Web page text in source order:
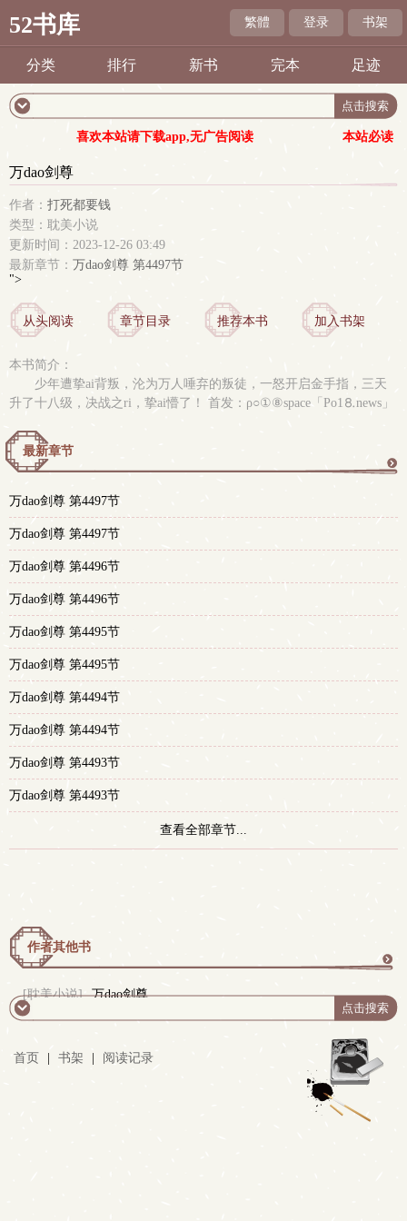
52书库 繁體 登录 书架
分类 排行 新书 完本 足迹
喜欢本站请下载app,无广告阅读 本站必读
万dao剑尊
作者： 打死都要钱
类型：耽美小说
更新时间：2023-12-26 03:49
最新章节： 万dao剑尊 第4497节
">
从头阅读 章节目录 推荐本书 加入书架
本书简介：
少年遭挚ai背叛，沦为万人唾弃的叛徒，一怒开启金手指，三天
升了十八级，决战之ri，挚ai懵了！ 首发：ρ○①⑧space「Рo1⒏news」
最新章节
万dao剑尊 第4497节
万dao剑尊 第4497节
万dao剑尊 第4496节
万dao剑尊 第4496节
万dao剑尊 第4495节
万dao剑尊 第4495节
万dao剑尊 第4494节
万dao剑尊 第4494节
万dao剑尊 第4493节
万dao剑尊 第4493节
查看全部章节...
作者其他书
多
[耽美小说] 万dao剑尊
首页 书架 阅读记录